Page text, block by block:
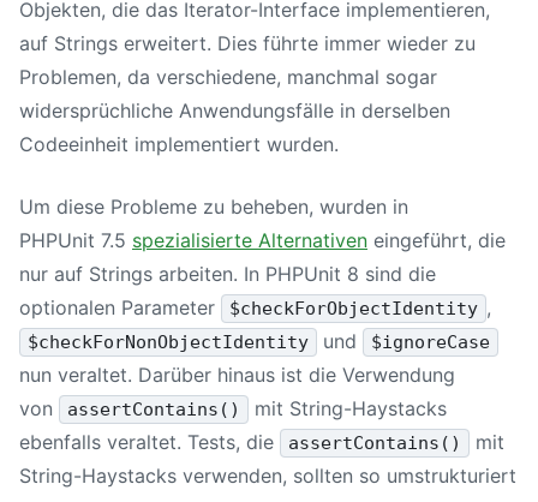
Objekten, die das Iterator-Interface implementieren,
auf Strings erweitert. Dies führte immer wieder zu
Problemen, da verschiedene, manchmal sogar
widersprüchliche Anwendungsfälle in derselben
Codeeinheit implementiert wurden.
Um diese Probleme zu beheben, wurden in
PHPUnit 7.5 spezialisierte Alternativen eingeführt, die
nur auf Strings arbeiten. In PHPUnit 8 sind die
optionalen Parameter
$checkForObjectIdentity ,
$checkForNonObjectIdentity und $ignoreCase
nun veraltet. Darüber hinaus ist die Verwendung
von
assertContains()
mit String-Haystacks
ebenfalls veraltet. Tests, die
assertContains()
mit
String-Haystacks verwenden, sollten so umstrukturiert